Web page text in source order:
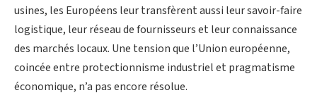
usines, les Européens leur transfèrent aussi leur savoir-faire
logistique, leur réseau de fournisseurs et leur connaissance
des marchés locaux. Une tension que l’Union européenne,
coincée entre protectionnisme industriel et pragmatisme
économique, n’a pas encore résolue.